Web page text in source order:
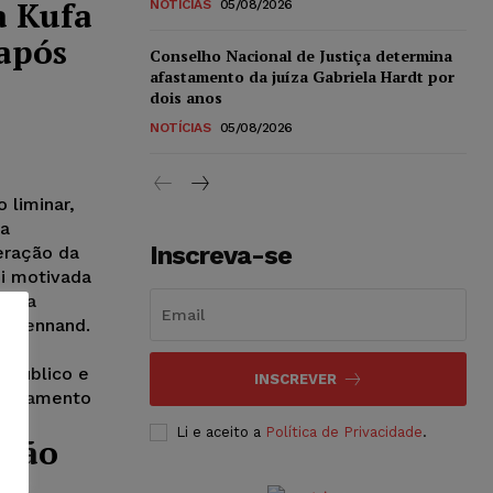
Kufa
liminar,
da
motivada
da
Público e
NOTÍCIAS 05/08/2026
Conselho Nacional de Justiça determina
afastamento da juíza Gabriela Hardt por
dois anos
NOTÍCIAS 05/08/2026
Inscreva-se
INSCREVER
Li e aceito a Política de Privacidade.